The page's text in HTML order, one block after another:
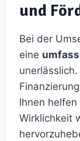
und
Bei der
eine
Ihnen
Wirklichkeit